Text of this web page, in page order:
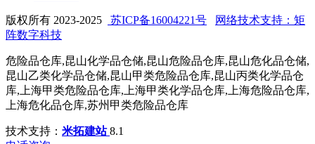
版权所有 2023-2025 苏ICP备16004221号
网络技术支持：矩
阵数字科技
危险品仓库,昆山化学品仓储,昆山危险品仓库,昆山危化品仓储,
昆山乙类化学品仓储,昆山甲类危险品仓库,昆山丙类化学品仓
库,上海甲类危险品仓库,上海甲类化学品仓库,上海危险品仓库,
上海危化品仓库,苏州甲类危险品仓库
技术支持： 米拓建站8.1